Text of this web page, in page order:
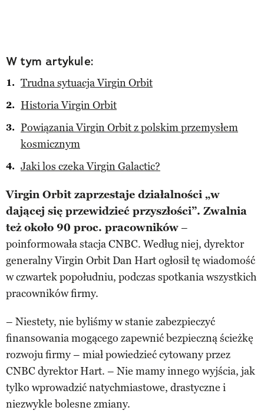
W tym artykule:
Trudna sytuacja Virgin Orbit
Historia Virgin Orbit
Powiązania Virgin Orbit z polskim przemysłem
kosmicznym
Jaki los czeka Virgin Galactic?
Virgin Orbit zaprzestaje działalności „w
dającej się przewidzieć przyszłości”. Zwalnia
też około 90 proc. pracowników–
poinformowała stacja CNBC. Według niej, dyrektor
generalny Virgin Orbit Dan Hart ogłosił tę wiadomość
w czwartek popołudniu, podczas spotkania wszystkich
pracowników firmy.
– Niestety, nie byliśmy w stanie zabezpieczyć
finansowania mogącego zapewnić bezpieczną ścieżkę
rozwoju firmy – miał powiedzieć cytowany przez
CNBC dyrektor Hart. – Nie mamy innego wyjścia, jak
tylko wprowadzić natychmiastowe, drastyczne i
niezwykle bolesne zmiany.